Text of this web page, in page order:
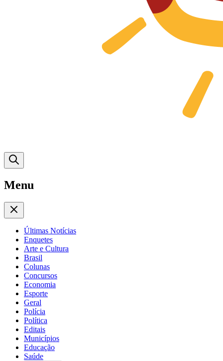
Menu
Últimas Notícias
Enquetes
Arte e Cultura
Brasil
Colunas
Concursos
Economia
Esporte
Geral
Polícia
Política
Editais
Municípios
Educação
Saúde